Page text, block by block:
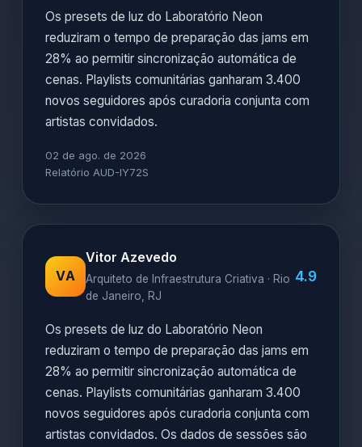
Os presets de luz do Laboratório Neon
reduziram o tempo de preparação das jams em
28% ao permitir sincronização automática de
cenas. Playlists comunitárias ganharam 3.400
novos seguidores após curadoria conjunta com
artistas convidados.
02 de ago. de 2026
Relatório AUD-IY72S
VA
Vitor Azevedo
Arquiteto de Infraestrutura Criativa · Rio
de Janeiro, RJ
4.9
Os presets de luz do Laboratório Neon
reduziram o tempo de preparação das jams em
28% ao permitir sincronização automática de
cenas. Playlists comunitárias ganharam 3.400
novos seguidores após curadoria conjunta com
artistas convidados. Os dados de sessões são